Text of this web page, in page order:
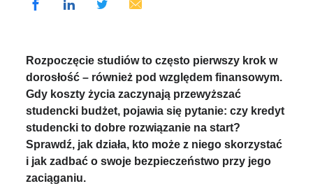
Rozpoczęcie studiów to często pierwszy krok w
dorosłość – również pod względem finansowym.
Gdy koszty życia zaczynają przewyższać
studencki budżet, pojawia się pytanie: czy kredyt
studencki to dobre rozwiązanie na start?
Sprawdź, jak działa, kto może z niego skorzystać
i jak zadbać o swoje bezpieczeństwo przy jego
zaciąganiu.